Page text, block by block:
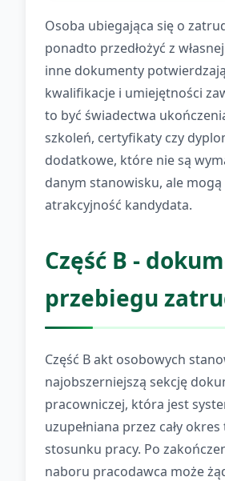
Osoba ubiegająca się o
ponadto przedłożyć z
inne dokumenty
kwalifikacje i umiejętności
to być świadectwa
szkoleń, certyfikaty czy
dodatkowe, które nie są
danym stanowisku, ale
atrakcyjność kandydata.
Część B -
przebiegu
Część B akt osobowych
najobszerniejszą sekcję
pracowniczej, która jest
uzupełniana przez cały
stosunku pracy. Po
naboru pracodawca może